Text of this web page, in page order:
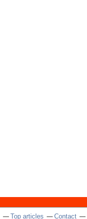
Top articles Contact